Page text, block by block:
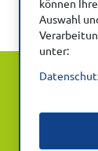
©
können
Auswahl
unter: